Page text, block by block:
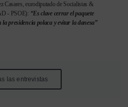
Casares, eurodiputado de Socialistas &
- PSOE): “Es clave cerrar el paquete
la presidencia polaca y evitar la danesa”
las entrevistas